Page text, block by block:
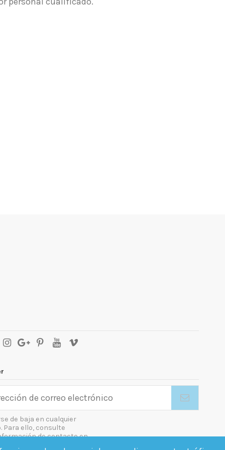
de baja en cualquier
Para ello, consulte
de contacto en